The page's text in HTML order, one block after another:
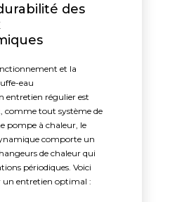
des
et la
eau
entretien régulier est
comme tout système de
pompe à chaleur, le
comporte un
de chaleur qui
périodiques. Voici
un entretien optimal :